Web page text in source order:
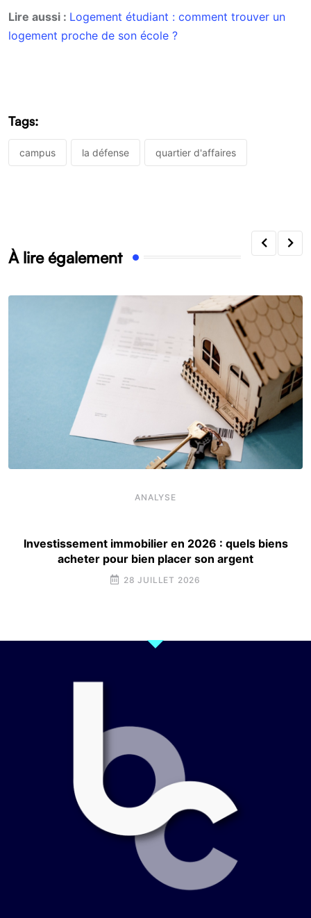
Lire aussi : Logement étudiant : comment trouver un
logement proche de son école ?
Tags:
campus la défense quartier d'affaires
À lire également
ANALYSE
Investissement immobilier en 2026 : quels biens
acheter pour bien placer son argent
28 JUILLET 2026